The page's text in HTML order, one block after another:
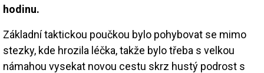
hodinu.
Základní taktickou poučkou bylo pohybovat se mimo
stezky, kde hrozila léčka, takže bylo třeba s velkou
námahou vysekat novou cestu skrz hustý podrost s